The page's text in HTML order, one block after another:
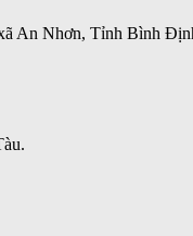
An Nhơn, Tỉnh Bình